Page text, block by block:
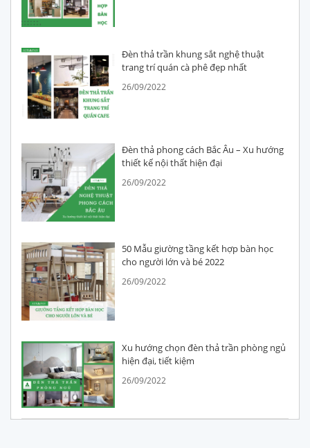
Đèn thả trần khung sắt nghệ thuật
trang trí quán cà phê đẹp nhất
26/09/2022
Đèn thả phong cách Bắc Âu – Xu hướng
thiết kế nội thất hiện đại
26/09/2022
50 Mẫu giường tầng kết hợp bàn học
cho người lớn và bé 2022
26/09/2022
Xu hướng chọn đèn thả trần phòng ngủ
hiện đại, tiết kiệm
26/09/2022